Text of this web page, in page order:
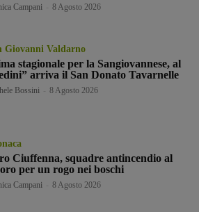
Campani 8 Agosto 2026
Giovanni Valdarno
stagionale per la Sangiovannese, al
arriva il San Donato Tavarnelle
Bossini 8 Agosto 2026
Ciuffenna, squadre antincendio al
per un rogo nei boschi
Campani 8 Agosto 2026